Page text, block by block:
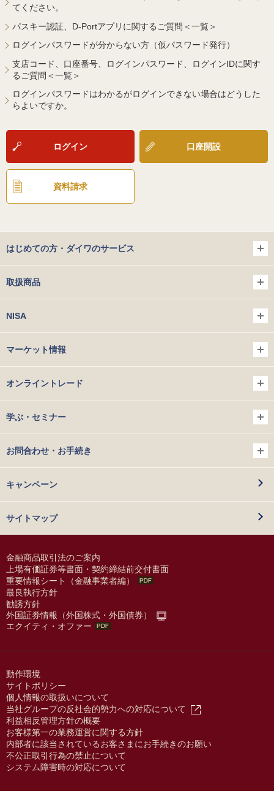
てください。
パスキー認証、D-Portアプリに関するご質問＜一覧＞
ログインパスワードが分からない方（仮パスワード発行）
支店コード、口座番号、ログインパスワード、ログインIDに関す
るご質問＜一覧＞
ログインパスワードはわかるがログインできない場合はどうした
らよいですか。
ログイン 口座開設
資料請求
はじめての方・ダイワのサービス
取扱商品
NISA
マーケット情報
オンライントレード
学ぶ・セミナー
お問合わせ・お手続き
キャンペーン
サイトマップ
金融商品取引法のご案内
上場有価証券等書面・契約締結前交付書面
重要情報シート（金融事業者編）
最良執行方針
勧誘方針
外国証券情報（外国株式・外国債券）
エクイティ・オファー
動作環境
サイトポリシー
個人情報の取扱いについて
当社グループの反社会的勢力への対応について
利益相反管理方針の概要
お客様第一の業務運営に関する方針
内部者に該当されているお客さまにお手続きのお願い
不公正取引行為の禁止について
システム障害時の対応について